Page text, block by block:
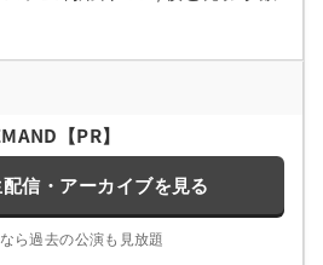
【PR】
信・アーカイブを見る
ら過去の公演も見放題